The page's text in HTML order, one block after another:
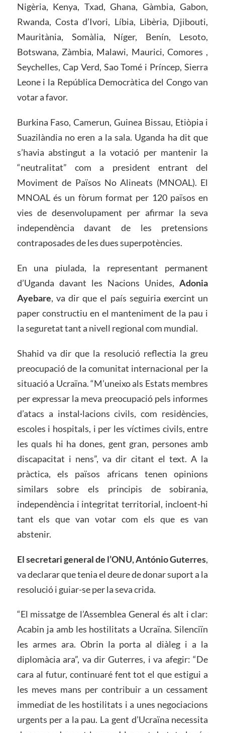
Nigèria, Kenya, Txad, Ghana, Gàmbia, Gabon,
Rwanda, Costa d’Ivori, Líbia, Libèria, Djibouti,
Mauritània, Somàlia, Níger, Benín, Lesoto,
Botswana, Zàmbia, Malawi, Maurici, Comores ,
Seychelles, Cap Verd, Sao Tomé i Príncep, Sierra
Leone i la República Democràtica del Congo van
votar a favor.
Burkina Faso, Camerun, Guinea Bissau, Etiòpia i
Suazilàndia no eren a la sala. Uganda ha dit que
s’havia abstingut a la votació per mantenir la
“neutralitat” com a president entrant del
Moviment de Països No Alineats (MNOAL). El
MNOAL és un fòrum format per 120 països en
vies de desenvolupament per afirmar la seva
independència davant de les pretensions
contraposades de les dues superpotències.
En una piulada, la representant permanent
d’Uganda davant les Nacions Unides,Adonia
Ayebare, va dir que el país seguiria exercint un
paper constructiu en el manteniment de la pau i
la seguretat tant a nivell regional com mundial.
Shahid va dir que la resolució reflectia la greu
preocupació de la comunitat internacional per la
situació a Ucraïna. “M’uneixo als Estats membres
per expressar la meva preocupació pels informes
d’atacs a instal·lacions civils, com residències,
escoles i hospitals, i per les víctimes civils, entre
les quals hi ha dones, gent gran, persones amb
discapacitat i nens”, va dir citant el text. A la
pràctica, els països africans tenen opinions
similars sobre els principis de sobirania,
independència i integritat territorial, incloent-hi
tant els que van votar com els que es van
abstenir.
El secretari general de l’ONU, António Guterres,
va declarar que tenia el deure de donar suport a la
resolució i guiar-se per la seva crida.
“El missatge de l’Assemblea General és alt i clar:
Acabin ja amb les hostilitats a Ucraïna. Silenciïn
les armes ara. Obrin la porta al diàleg i a la
diplomàcia ara”, va dir Guterres, i va afegir: “De
cara al futur, continuaré fent tot el que estigui a
les meves mans per contribuir a un cessament
immediat de les hostilitats i a unes negociacions
urgents per a la pau. La gent d’Ucraïna necessita